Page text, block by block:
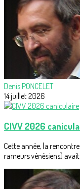
Denis PONCELET
14 juillet 2026
CIVV 2026
Cette année, la
rameurs vénésiens) avait